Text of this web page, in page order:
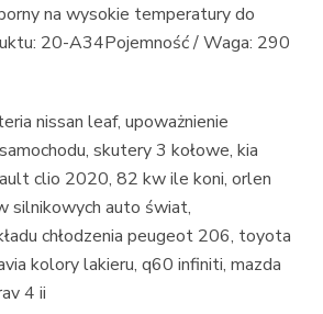
na wysokie temperatury do
20-A34Pojemność / Waga: 290
nissan leaf, upoważnienie
skutery 3 kołowe, kia
clio 2020, 82 kw ile koni, orlen
silnikowych auto świat,
chłodzenia peugeot 206, toyota
kolory lakieru, q60 infiniti, mazda
4 ii